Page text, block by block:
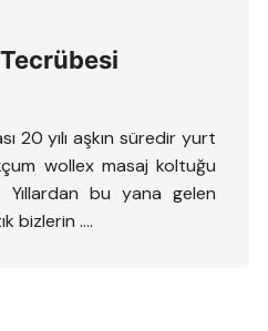
20 yılı aşkın süredir yurt
wollex masaj koltuğu
Yıllardan bu yana gelen
bizlerin ….